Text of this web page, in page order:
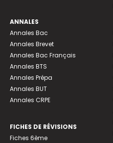
ANNALES
Annales Bac
Annales Brevet
Annales Bac Français
Annales BTS
Annales Prépa
Annales BUT
Annales CRPE
FICHES DE RÉVISIONS
Fiches 6ème